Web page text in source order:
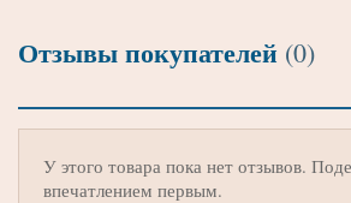
Отзывы покупателей (0)
У этого товара пока нет отзывов.
впечатлением первым.